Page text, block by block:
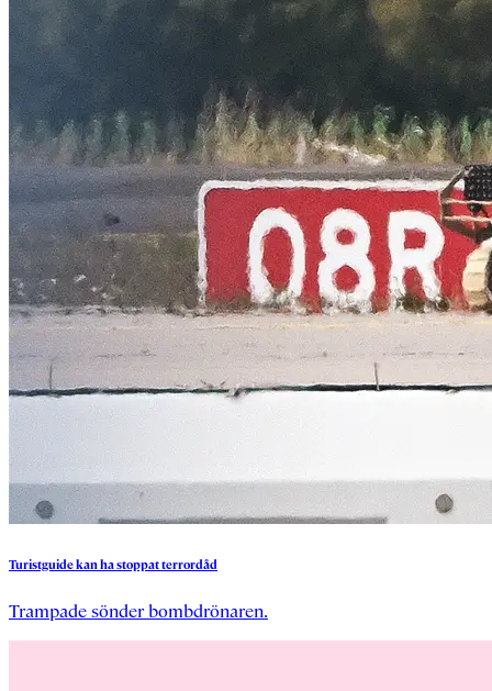
Turistguidekanhastoppatterrordåd
Trampade sönder bombdrönaren.